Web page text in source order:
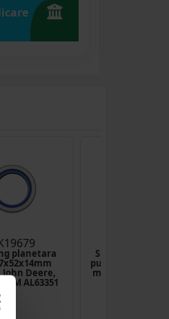
planetara
Deere,
OEM AL63351
Simering ax
putere
mm Massey